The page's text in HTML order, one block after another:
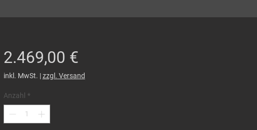
2.469,00 €Preis
inkl. MwSt. |zzgl. Versand
Anzahl *